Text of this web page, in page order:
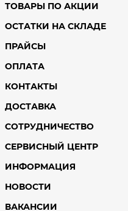
ТОВАРЫ ПО АКЦИИ
ОСТАТКИ НА СКЛАДЕ
ПРАЙСЫ
ОПЛАТА
КОНТАКТЫ
ДОСТАВКА
СОТРУДНИЧЕСТВО
СЕРВИСНЫЙ ЦЕНТР
ИНФОРМАЦИЯ
НОВОСТИ
ВАКАНСИИ